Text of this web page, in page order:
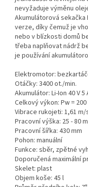
nevyžaduje výměnu
Akumulátorová sekačka
verze, díky čemuž je
nebo v blízkosti domů
třeba naplňovat nádrž
je používání
Elektromotor:
Otáčky: 3400 ot./min.
Akumulátor: Li-Ion 40 V 5
Celkový výkon: Pw = 200
Vibrace rukojeti: 1,61 m/
Pracovní výška: 25 - 80
Pracovní šířka: 430 mm
Pohon: manuální
Funkce: sběr, zpětné
Doporučená maximální
Skelet: plast
Objem koše: 45 l